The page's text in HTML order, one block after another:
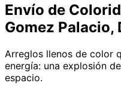
Envío de
Gomez Palacio,
Arreglos llenos de color
energía: una explosión
espacio.